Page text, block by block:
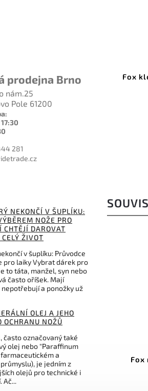
prodejna Brno
nám.25
Pole 61200
281
NEKONČÍ V ŠUPLÍKU:
NOŽE PRO
CHTĚJÍ DAROVAT
ŽIVOT
v šuplíku: Průvodce
pro laiky Vybrat dárek pro
to táta, manžel, syn nebo
často oříšek. Mají
nepotřebují a ponožky už
OLEJ A JEHO
OCHRANU NOŽŮ
často označovaný také
olej nebo "Paraffinum
a
je jedním z
olejů pro technické i
Ač...
Fox kleštičky na nehty 10 cm
Do košíku
Fox nůžky na nehty 9 cm